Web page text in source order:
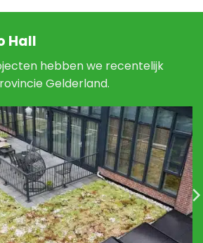
Hall
hebben we recentelijk
Gelderland.